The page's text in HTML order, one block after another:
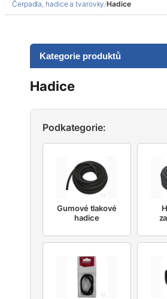
Čerpadla, hadice a tvarovky/Hadice
Kategorie produktů
Hadice
Podkategorie:
Gumové tlakové
hadice